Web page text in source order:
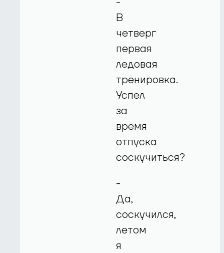
В
четверг
первая
ледовая
тренировка.
Успел
за
время
отпуска
соскучиться?
-
Да,
соскучился,
летом
я